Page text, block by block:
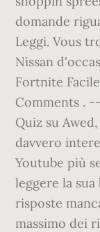
domande
Leggi. Vous
Nissan
Fortnite
Comments .
Quiz su
davvero
Youtube più
leggere la
risposte
massimo dei